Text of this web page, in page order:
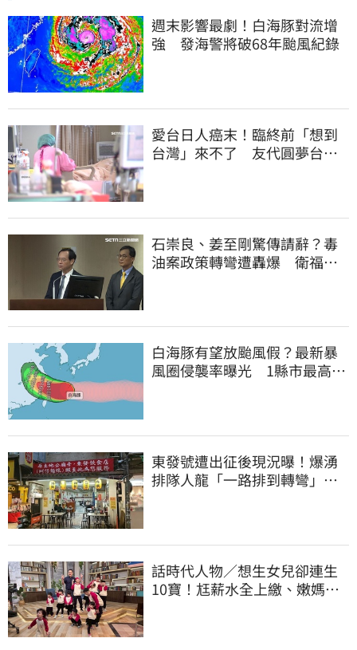
週末影響最劇！白海豚對流增
強 發海警將破68年颱風紀錄
愛台日人癌末！臨終前「想到
台灣」來不了 友代圓夢台人
石崇良、姜至剛驚傳請辭？毒
油案政策轉彎遭轟爆 衛福部
白海豚有望放颱風假？最新暴
風圈侵襲率曝光 1縣市最高達
東發號遭出征後現況曝！爆湧
排隊人龍「一路排到轉彎」
話時代人物／想生女兒卻連生
10寶！尪薪水全上繳、嫩媽吐